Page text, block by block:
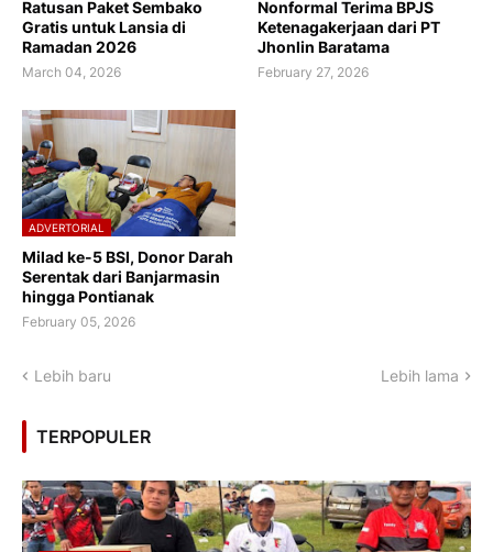
Ratusan Paket Sembako
Gratis untuk Lansia di
Ramadan 2026
March 04, 2026
Nonformal Terima BPJS
Ketenagakerjaan dari PT
Jhonlin Baratama
February 27, 2026
ADVERTORIAL
Milad ke-5 BSI, Donor Darah
Serentak dari Banjarmasin
hingga Pontianak
February 05, 2026
Lebih baru Lebih lama
TERPOPULER